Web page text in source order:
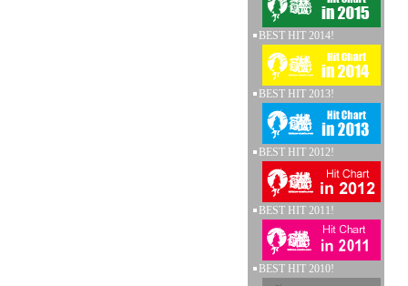
BEST HIT 2014!
BEST HIT 2013!
BEST HIT 2012!
BEST HIT 2011!
BEST HIT 2010!